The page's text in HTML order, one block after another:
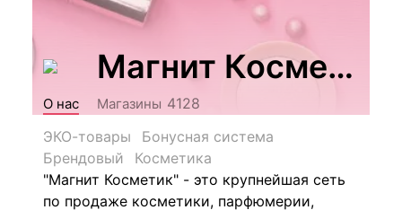
Магнит Косметик
О нас Магазины 4128
ЭКО-товары
Бонусная система
Брендовый
Косметика
"Магнит Косметик" - это крупнейшая сеть
по продаже косметики, парфюмерии,